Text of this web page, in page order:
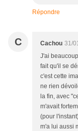
Répondre
C Cachou 31/
J'ai
fait qu'il se
c'est cette
ne rien
la fin, avec
m'avait
(pour
m'a lui aussi